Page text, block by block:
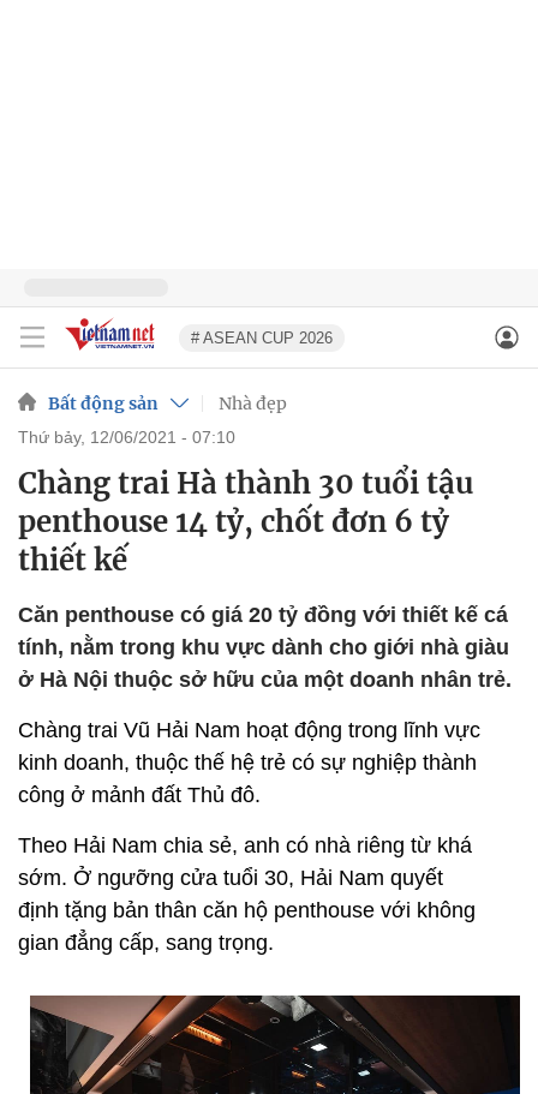
# ASEAN CUP 2026
Bất động sản Nhà đẹp
thứ bảy, 12/06/2021 - 07:10
Chàng trai Hà thành 30 tuổi tậu
penthouse 14 tỷ, chốt đơn 6 tỷ
thiết kế
Căn penthouse có giá 20 tỷ đồng với thiết kế cá
tính, nằm trong khu vực dành cho giới nhà giàu
ở Hà Nội thuộc sở hữu của một doanh nhân trẻ.
Chàng trai Vũ Hải Nam hoạt động trong lĩnh vực
kinh doanh, thuộc thế hệ trẻ có sự nghiệp thành
công ở mảnh đất Thủ đô.
Theo Hải Nam chia sẻ, anh có nhà riêng từ khá
sớm. Ở ngưỡng cửa tuổi 30, Hải Nam quyết
định tặng bản thân căn hộ penthouse với không
gian đẳng cấp, sang trọng.